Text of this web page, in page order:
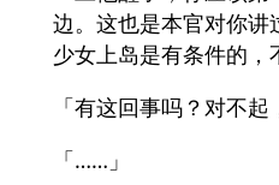
边。这也是本官对你讲
少女上岛是有条件的，
「有这回事吗？对不起
「……」